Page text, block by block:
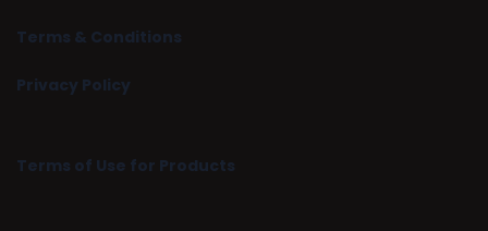
Terms & Conditions
Privacy Policy
Terms of Use for Products